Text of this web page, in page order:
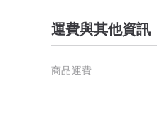
運費與其他資訊
商品運費